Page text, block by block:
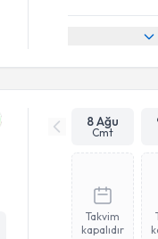
8 Ağu
Cmt
Takvim
kapalıdır